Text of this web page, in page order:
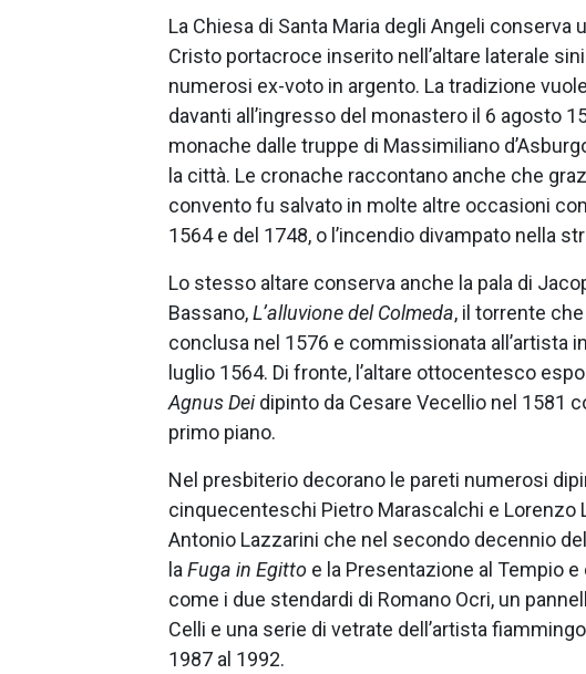
La Chiesa di Santa Maria degli Angeli conserva
Cristo portacroce inserito nell’altare laterale
numerosi ex-voto in argento. La tradizione
davanti all’ingresso del monastero il 6 agosto
monache dalle truppe di Massimiliano
la città. Le cronache raccontano anche che
convento fu salvato in molte altre occasioni
1564 e del 1748, o l’incendio divampato nella
Lo stesso altare conserva anche la pala di
Bassano,L’alluvione del Colmeda, il torrente
conclusa nel 1576 e commissionata all’artista
luglio 1564. Di fronte, l’altare ottocentesco
Agnus Deidipinto da Cesare Vecellio nel 1581
primo piano.
Nel presbiterio decorano le pareti numerosi
cinquecenteschi Pietro Marascalchi e Lorenzo
Antonio Lazzarini che nel secondo decennio
la Fuga in Egitto e la Presentazione al Tempio
come i due stendardi di Romano Ocri, un
Celli e una serie di vetrate dell’artista
1987 al 1992.